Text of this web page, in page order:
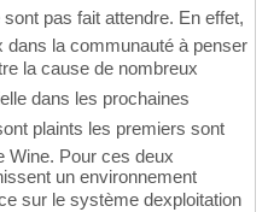
pas fait attendre. En effet,
dans la communauté à penser
la cause de nombreux
dans les prochaines
plaints les premiers sont
Wine. Pour ces deux
un environnement
sur le système dexploitation